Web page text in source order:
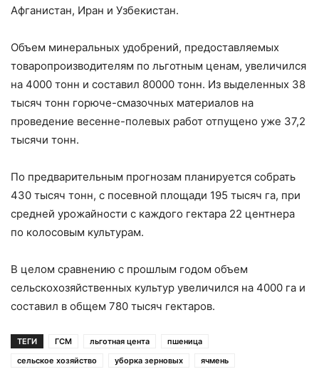
Афганистан, Иран и Узбекистан.
Объем минеральных удобрений, предоставляемых
товаропроизводителям по льготным ценам, увеличился
на 4000 тонн и составил 80000 тонн. Из выделенных 38
тысяч тонн горюче-смазочных материалов на
проведение весенне-полевых работ отпущено уже 37,2
тысячи тонн.
По предварительным прогнозам планируется собрать
430 тысяч тонн, с посевной площади 195 тысяч га, при
средней урожайности с каждого гектара 22 центнера
по колосовым культурам.
В целом сравнению с прошлым годом объем
сельскохозяйственных культур увеличился на 4000 га и
составил в общем 780 тысяч гектаров.
ТЕГИ ГСМ льготная цента
пшеница
сельское хозяйство
уборка зерновых ячмень